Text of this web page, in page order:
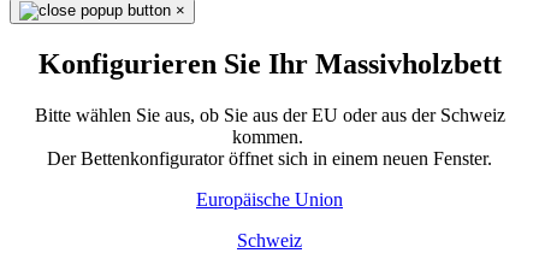
×
Konfigurieren Sie Ihr Massivholzbett
Bitte wählen Sie aus, ob Sie aus der EU oder aus der Schweiz
kommen.
Der Bettenkonfigurator öffnet sich in einem neuen Fenster.
Europäische Union
Schweiz